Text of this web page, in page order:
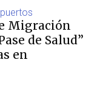
Migración
de Salud”
en